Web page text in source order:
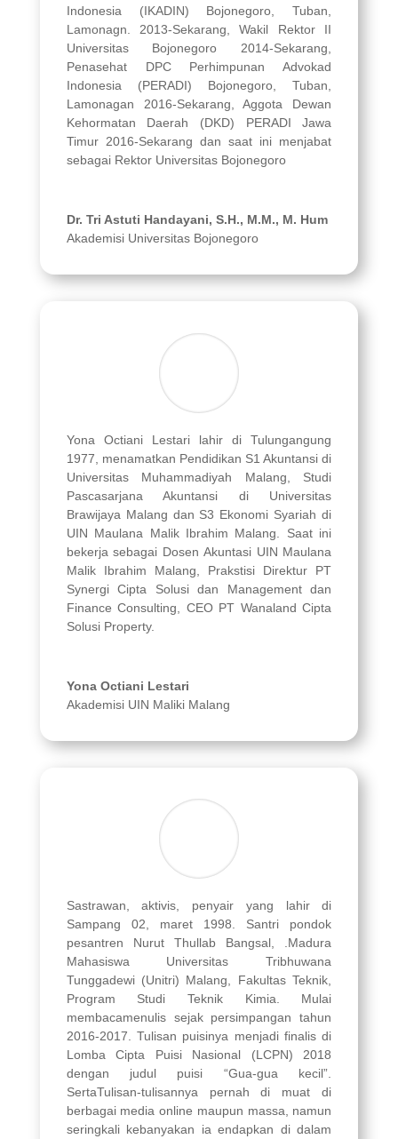
Indonesia (IKADIN) Bojonegoro, Tuban,
Lamonagn. 2013-Sekarang, Wakil Rektor II
Universitas Bojonegoro 2014-Sekarang,
Penasehat DPC Perhimpunan Advokad
Indonesia (PERADI) Bojonegoro, Tuban,
Lamonagan 2016-Sekarang, Aggota Dewan
Kehormatan Daerah (DKD) PERADI Jawa
Timur 2016-Sekarang dan saat ini menjabat
sebagai Rektor Universitas Bojonegoro
Dr. Tri Astuti Handayani, S.H., M.M., M. Hum
Akademisi Universitas Bojonegoro
Yona Octiani Lestari lahir di Tulungangung
1977, menamatkan Pendidikan S1 Akuntansi di
Universitas Muhammadiyah Malang, Studi
Pascasarjana Akuntansi di Universitas
Brawijaya Malang dan S3 Ekonomi Syariah di
UIN Maulana Malik Ibrahim Malang. Saat ini
bekerja sebagai Dosen Akuntasi UIN Maulana
Malik Ibrahim Malang, Prakstisi Direktur PT
Synergi Cipta Solusi dan Management dan
Finance Consulting, CEO PT Wanaland Cipta
Solusi Property.
Yona Octiani Lestari
Akademisi UIN Maliki Malang
Sastrawan, aktivis, penyair yang lahir di
Sampang 02, maret 1998. Santri pondok
pesantren Nurut Thullab Bangsal, .Madura
Mahasiswa Universitas Tribhuwana
Tunggadewi (Unitri) Malang, Fakultas Teknik,
Program Studi Teknik Kimia. Mulai
membacamenulis sejak persimpangan tahun
2016-2017. Tulisan puisinya menjadi finalis di
Lomba Cipta Puisi Nasional (LCPN) 2018
dengan judul puisi “Gua-gua kecil”.
SertaTulisan-tulisannya pernah di muat di
berbagai media online maupun massa, namun
seringkali kebanyakan ia endapkan di dalam